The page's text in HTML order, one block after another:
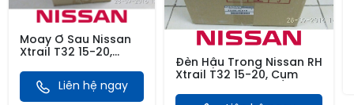
Moay Ơ Sau Nissan
Xtrail T32 15-20,
Qashqai J10 08-12,
RougeS35 07-11,
Liên hệ ngay
Đèn Hậu Trong Nissan RH
Xtrail T32 15-20, Cụm